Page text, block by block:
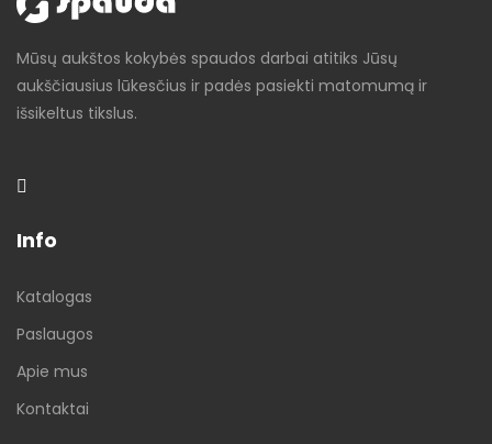
Mūsų aukštos kokybės spaudos darbai atitiks Jūsų
aukščiausius lūkesčius ir padės pasiekti matomumą ir
išsikeltus tikslus.
Info
Katalogas
Paslaugos
Apie mus
Kontaktai